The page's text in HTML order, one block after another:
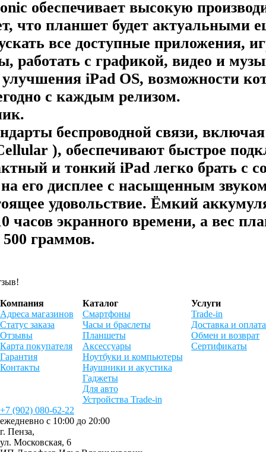
обеспечивает высокую
что планшет будет актуальными
все доступные приложения,
работать с графикой, видео и
iPad OS, возможности
с каждым релизом.
беспроводной связи,
), обеспечивают быстрое
и тонкий iPad легко брать с
его дисплее с насыщенным
удовольствие. Ёмкий
часов экранного времени, а вес
500 граммов.
Компания
Адреса магазинов
Статус заказа
Отзывы
Карта покупателя
Гарантия
Контакты
Каталог
Смартфоны
Часы и браслеты
Планшеты
Аксессуары
Ноутбуки и компьютеры
Наушники и акустика
Гаджеты
Для авто
Устройства Trade-in
Услуги
Trade-in
Доставка и оплата
Обмен и возврат
Сертификаты
+7 (902) 080-62-22
ежедневно с 10:00 до 20:00
г. Пенза,
ул. Московская, 6